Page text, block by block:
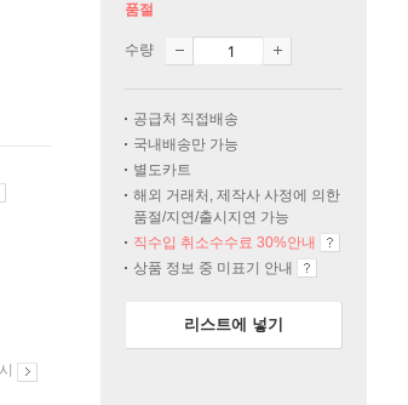
품절
수량
공급처 직접배송
국내배송만 가능
별도카트
해외 거래처, 제작사 사정에 의한
품절/지연/출시지연 가능
직수입 취소수수료 30%안내
상품 정보 중 미표기 안내
리스트에 넣기